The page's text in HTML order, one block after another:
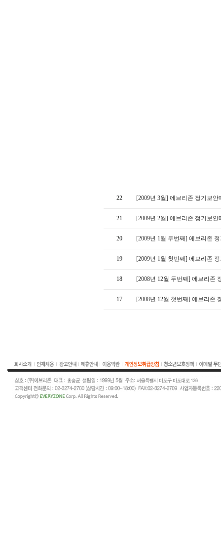
22 [2009년 3월] 에브리존 정기보안
21 [2009년 2월] 에브리존 정기보안
20 [2009년 1월 두번째] 에브리존
19 [2009년 1월 첫번째] 에브리존
18 [2008년 12월 두번째] 에브리존
17 [2008년 12월 첫번째] 에브리존